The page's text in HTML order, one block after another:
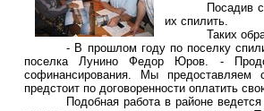
Посадив
их спилить.
Таких
- В прошлом году по поселку
поселкаЛунино Федор Юров. -
софинансирования. Мы предоставляем
предстоит по договоренности оплатить
Подобная работа в районе